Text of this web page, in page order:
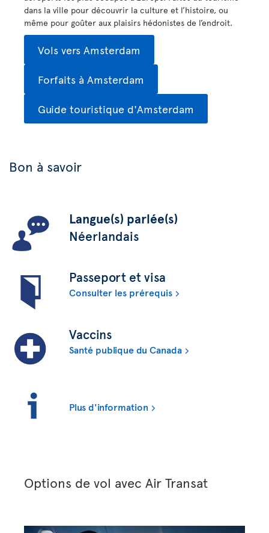
dans la ville pour découvrir la culture et l’histoire, ou
même pour goûter aux plaisirs hédonistes de l’endroit.
Vols vers Amsterdam
Forfaits à Amsterdam
Guide touristique d'Amsterdam
Bon à savoir
Langue(s) parlée(s)
Néerlandais
Passeport et visa
Consulter les prérequis
Vaccins
Santé publique du Canada
Plus d'information
Options de vol avec Air Transat